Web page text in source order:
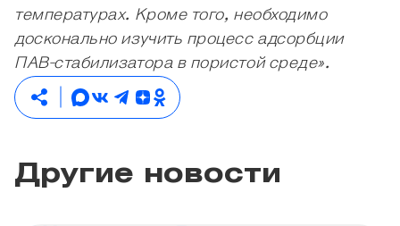
температурах. Кроме того, необходимо
досконально изучить процесс адсорбции
ПАВ-стабилизатора в пористой среде».
Другие новости